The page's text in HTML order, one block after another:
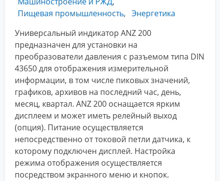
Пищевая промышленность
Энергетика
Универсальный индикатор ANZ 200
предназначен для установки на
преобразователи давления с разъемом типа DIN
43650 для отображения измерительной
информации, в том числе пиковых значений,
графиков, архивов на последний час, день,
месяц, квартал. ANZ 200 оснащается ярким
дисплеем и может иметь релейный выход
(опция). Питание осуществляется
непосредственно от токовой петли датчика, к
которому подключен дисплей. Настройка
режима отображения осуществляется
посредством экранного меню и кнопок.